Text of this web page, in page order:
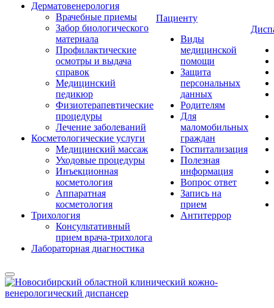
Дерматовенерология
Врачебные приемы
Забор биологического
материала
Профилактические
осмотры и выдача
справок
Медицинский
педикюр
Физиотерапевтические
процедуры
Лечение заболеваний
Косметологические услуги
Медицинский массаж
Уходовые процедуры
Инъекционная
косметология
Аппаратная
косметология
Трихология
Консультативный
прием врача-трихолога
Лабораторная диагностика
Пациенту
Виды
медицинской
помощи
Защита
персональных
данных
Родителям
Для
маломобильных
граждан
Госпитализация
Полезная
информация
Вопрос ответ
Запись на
прием
Антитеррор